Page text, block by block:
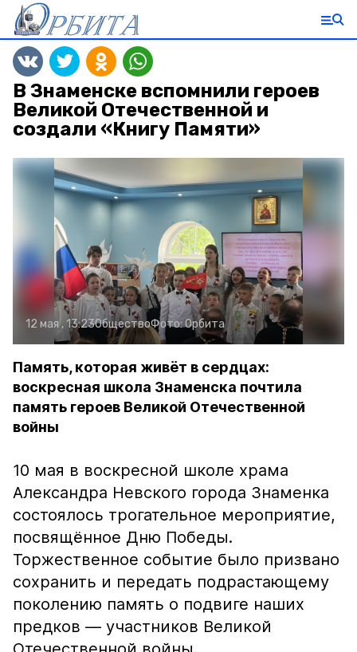
В Знаменске вспомнили героев
Великой Отечественной и
создали «Книгу Памяти»
12 мая , 13:23ОбществоФото:Орбита
Память, которая живёт в сердцах:
воскресная школа Знаменска почтила
память героев Великой Отечественной
войны
10 мая в воскресной школе храма
Александра Невского города Знаменка
состоялось трогательное мероприятие,
посвящённое Дню Победы.
Торжественное событие было призвано
сохранить и передать подрастающему
поколению память о подвиге наших
предков — участников Великой